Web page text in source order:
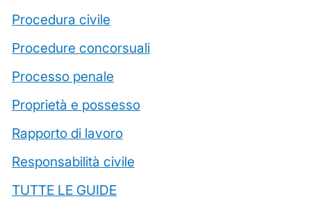
Procedura civile
Procedure concorsuali
Processo penale
Proprietà e possesso
Rapporto di lavoro
Responsabilità civile
TUTTE LE GUIDE